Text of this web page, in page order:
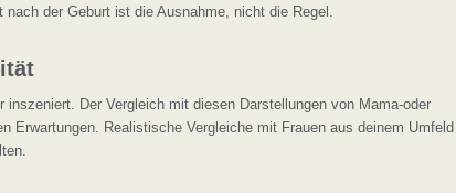
der Geburt ist die Ausnahme, nicht die Regel.
Der Vergleich mit diesen Darstellungen von Mama-oder
Erwartungen. Realistische Vergleiche mit Frauen aus deinem Umfeld